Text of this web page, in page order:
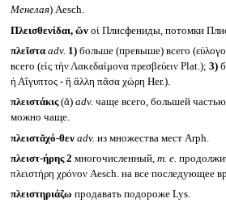
Менелая) Aesch.
Πλεισθενίδαι, ῶνοἱ Плисфениды, потомки
πλεῖστα adv. 1)больше (превыше) всего
всего (εἰς τὴν Λακεδαίμονα πρεσβεύειν Plat.); 3)
ἡ Αἴγυπτος - ἢ ἄλλη πᾶσα χώρη Her.).
πλειστάκις(ᾰ) adv. чаще всего, большей
можно чаще.
πλειστᾰχό-θεν adv. из множества мест Arph.
πλειστ-ήρης 2 многочисленный, т. е.
πλειστήρη χρόνον Aesch. на все последующее
πλειστηριάζω продавать подороже Lys.